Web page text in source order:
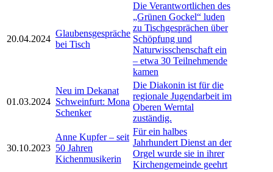
20.04.2024
Glaubensgespräche
bei Tisch
Die Verantwortlichen des
„Grünen Gockel“ luden
zu Tischgesprächen über
Schöpfung und
Naturwisschenschaft ein
– etwa 30 Teilnehmende
kamen
01.03.2024
Neu im Dekanat
Schweinfurt: Mona
Schenker
Die Diakonin ist für die
regionale Jugendarbeit im
Oberen Werntal
zuständig.
30.10.2023
Anne Kupfer – seit
50 Jahren
Kichenmusikerin
Für ein halbes
Jahrhundert Dienst an der
Orgel wurde sie in ihrer
Kirchengemeinde geehrt